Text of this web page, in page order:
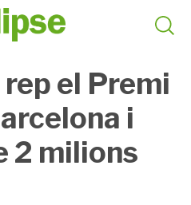
el Premi
i
2 milions